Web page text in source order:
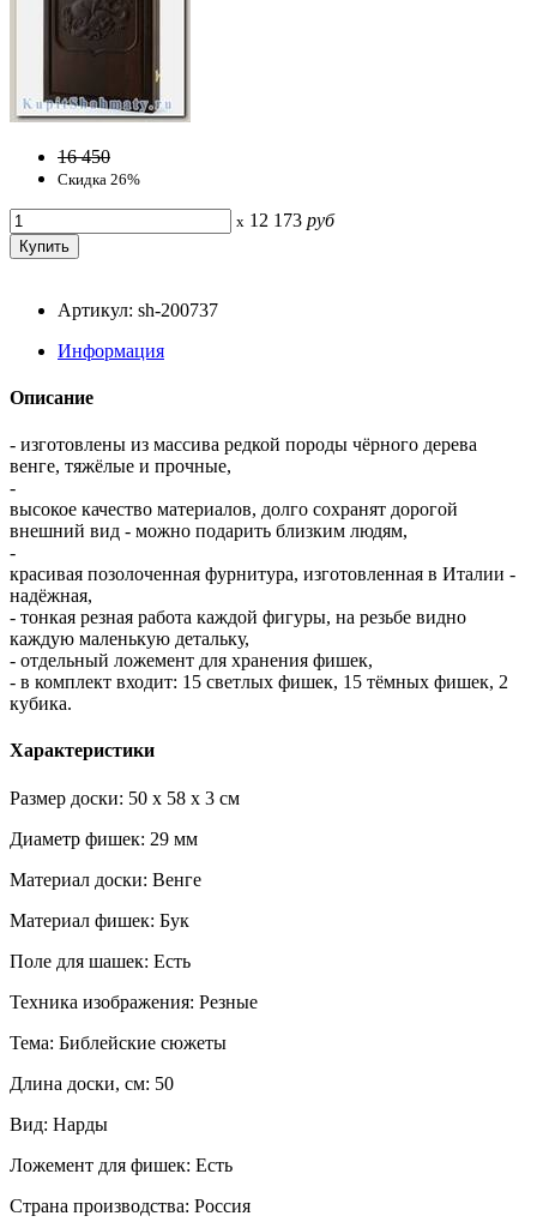
16 450
Скидка 26%
x 12 173 руб
Артикул: sh-200737
Информация
Описание
- изготовлены из массива редкой породы чёрного дерева
венге, тяжёлые и прочные,
-
высокое качество материалов, долго сохранят дорогой
внешний вид - можно подарить близким людям,
-
красивая позолоченная фурнитура, изготовленная в Италии -
надёжная,
- тонкая резная работа каждой фигуры, на резьбе видно
каждую маленькую детальку,
- отдельный ложемент для хранения фишек,
- в комплект входит: 15 светлых фишек, 15 тёмных фишек, 2
кубика.
Характеристики
Размер доски: 50 x 58 x 3 см
Диаметр фишек: 29 мм
Материал доски: Венге
Материал фишек: Бук
Поле для шашек: Есть
Техника изображения: Резные
Тема: Библейские сюжеты
Длина доски, см: 50
Вид: Нарды
Ложемент для фишек: Есть
Страна производства: Россия